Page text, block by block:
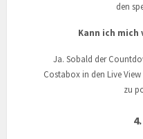
den
Kann ich mich
Ja. Sobald der
Costabox in den Live
zu